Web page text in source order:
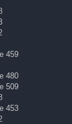
459
480
509
453